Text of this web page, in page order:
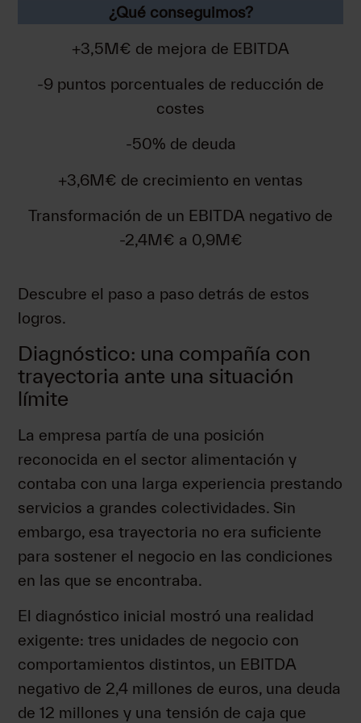
¿Qué conseguimos?
+3,5M€ de mejora de EBITDA
-9 puntos porcentuales de reducción de
costes
-50% de deuda
+3,6M€ de crecimiento en ventas
Transformación de un EBITDA negativo de
-2,4M€ a 0,9M€
Descubre el paso a paso detrás de estos
logros.
Diagnóstico: una compañía con
trayectoria ante una situación
límite
La empresa partía de una posición
reconocida en el sector alimentación y
contaba con una larga experiencia prestando
servicios a grandes colectividades. Sin
embargo, esa trayectoria no era suficiente
para sostener el negocio en las condiciones
en las que se encontraba.
El diagnóstico inicial mostró una realidad
exigente: tres unidades de negocio con
comportamientos distintos, un EBITDA
negativo de 2,4 millones de euros, una deuda
de 12 millones y una tensión de caja que